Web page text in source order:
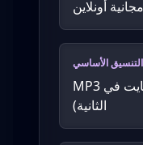
أونلاين
التنسيق الأساسي
MP3 عالي الجودة (320 كيلو بايت في
الثانية)